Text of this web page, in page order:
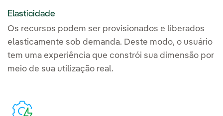
Elasticidade
Os recursos podem ser provisionados e liberados
elasticamente sob demanda. Deste modo, o usuário
tem uma experiência que constrói sua dimensão por
meio de sua utilização real.